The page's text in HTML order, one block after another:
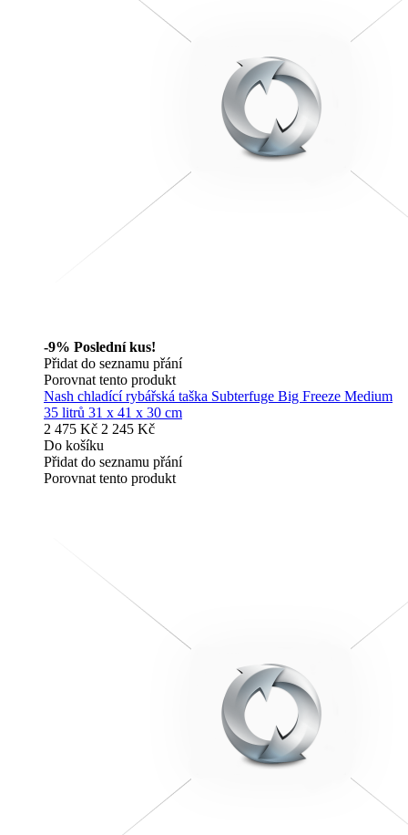
-9% Poslední kus!
Přidat do seznamu přání
Porovnat tento produkt
Nash chladící rybářská taška Subterfuge Big Freeze Medium
35 litrů 31 x 41 x 30 cm
2 475 Kč 2 245 Kč
Do košíku
Přidat do seznamu přání
Porovnat tento produkt